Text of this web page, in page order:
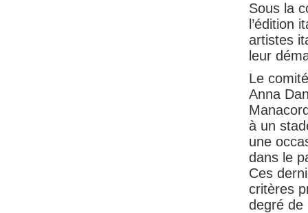
Sous la
l’édition
artistes
leur
Le
Anna
à un
une
dans le
Ces
critères
degré de